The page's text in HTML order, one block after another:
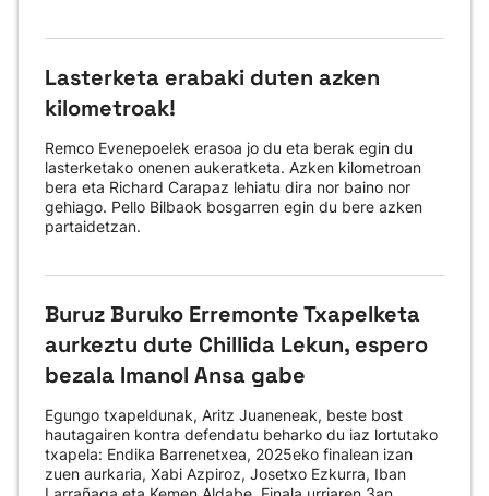
Lasterketa erabaki duten azken
kilometroak!
Remco Evenepoelek erasoa jo du eta berak egin du
lasterketako onenen aukeratketa. Azken kilometroan
bera eta Richard Carapaz lehiatu dira nor baino nor
gehiago. Pello Bilbaok bosgarren egin du bere azken
partaidetzan.
Buruz Buruko Erremonte Txapelketa
aurkeztu dute Chillida Lekun, espero
bezala Imanol Ansa gabe
Egungo txapeldunak, Aritz Juaneneak, beste bost
hautagairen kontra defendatu beharko du iaz lortutako
txapela: Endika Barrenetxea, 2025eko finalean izan
zuen aurkaria, Xabi Azpiroz, Josetxo Ezkurra, Iban